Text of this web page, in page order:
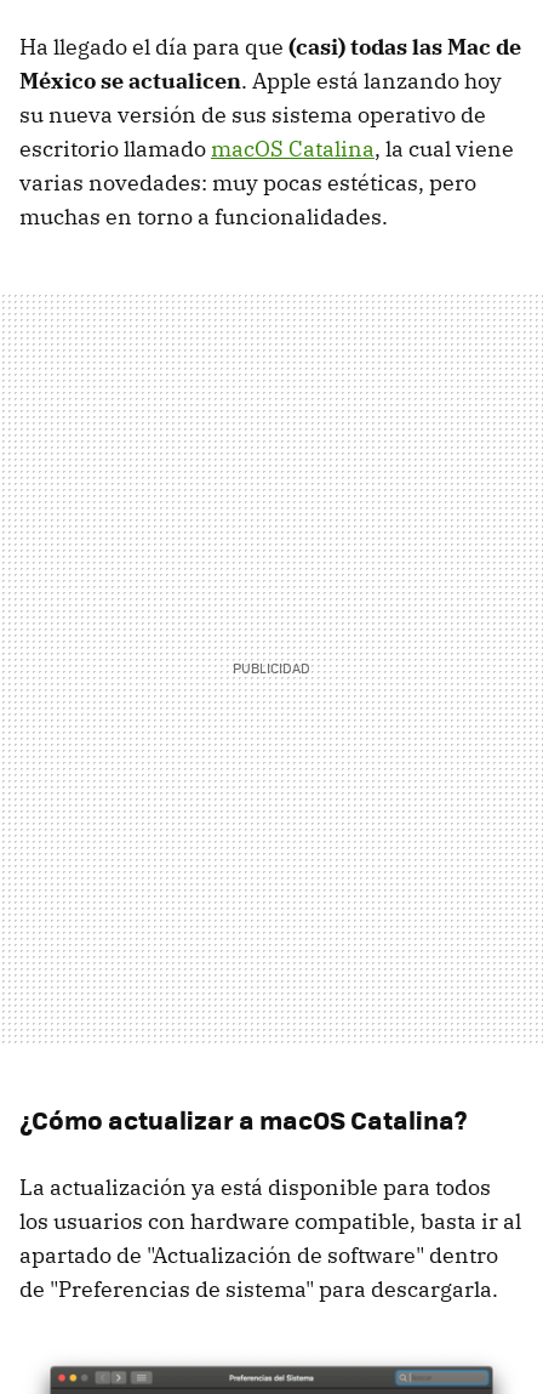
Ha llegado el día para que (casi) todas las Mac de
México se actualicen. Apple está lanzando hoy
su nueva versión de sus sistema operativo de
escritorio llamadomacOS Catalina, la cual viene
varias novedades: muy pocas estéticas, pero
muchas en torno a funcionalidades.
¿Cómo actualizar a macOS Catalina?
La actualización ya está disponible para todos
los usuarios con hardware compatible, basta ir al
apartado de "Actualización de software" dentro
de "Preferencias de sistema" para descargarla.